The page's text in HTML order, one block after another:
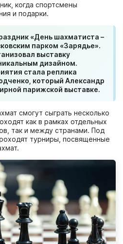
когда спортсмены
и подарки.
«День шахматиста –
парком «Зарядье».
выставку
дизайном.
стала реплика
который Александр
парижской выставке.
смогут сыграть несколько
как в рамках отдельных
так и между странами. Под
турниры, посвященные